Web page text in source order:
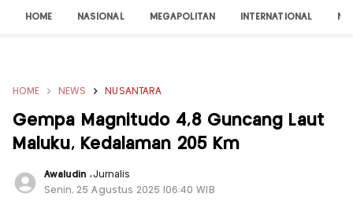
HOME NASIONAL MEGAPOLITAN INTERNATIONAL
HOME NEWS NUSANTARA
Gempa Magnitudo 4,8 Guncang Laut
Maluku, Kedalaman 205 Km
Awaludin,Jurnalis
Senin, 25 Agustus 2025 |06:40 WIB